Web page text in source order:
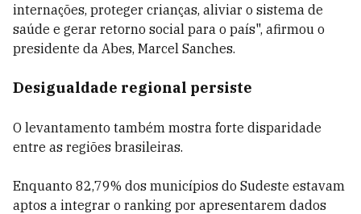
internações, proteger crianças, aliviar o sistema de
saúde e gerar retorno social para o país", afirmou o
presidente da Abes, Marcel Sanches.
Desigualdade regional persiste
O levantamento também mostra forte disparidade
entre as regiões brasileiras.
Enquanto 82,79% dos municípios do Sudeste estavam
aptos a integrar o ranking por apresentarem dados